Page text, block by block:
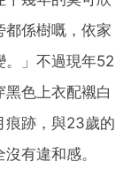
都係樹嘅，依家
。」不過現年52
色上衣配襯白
痕跡，與23歲的
有違和感。